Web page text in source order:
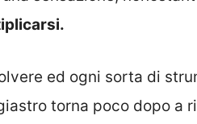
ed ogni sorta di
torna poco dopo a